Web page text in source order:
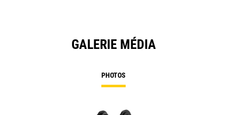
GALERIE MÉDIA
PHOTOS